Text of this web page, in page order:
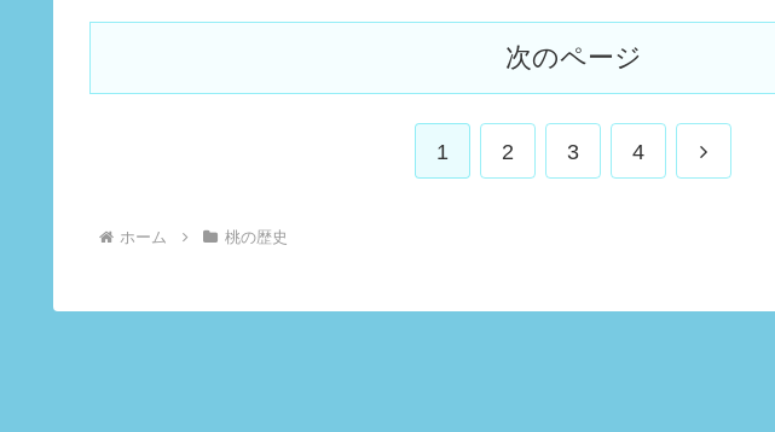
次のページ
1 2 3 4 次
ホーム 桃の歴史